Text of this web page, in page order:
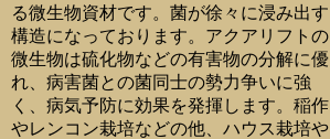
る微生物資材です。菌が徐々に浸み出す
構造になっております。アクアリフトの
微生物は硫化物などの有害物の分解に優
れ、病害菌との菌同士の勢力争いに強
く、病気予防に効果を発揮します。稲作
やレンコン栽培などの他、ハウス栽培や